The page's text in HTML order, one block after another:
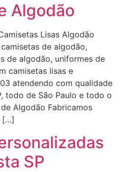
Algodão
Lisas Algodão
de algodão,
de algodão, uniformes de
camisetas lisas e
atendendo com qualidade
todo de São Paulo e todo o
Algodão Fabricamos
[…]
SP